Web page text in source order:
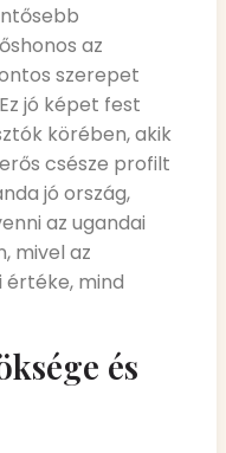
az
szerepet
jó képet fest
körében, akik
csésze profilt
jó ország,
az ugandai
mivel az
értéke, mind
és